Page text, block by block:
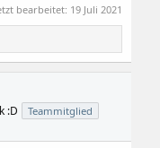
bearbeitet: 19 Juli 2021
:D Teammitglied